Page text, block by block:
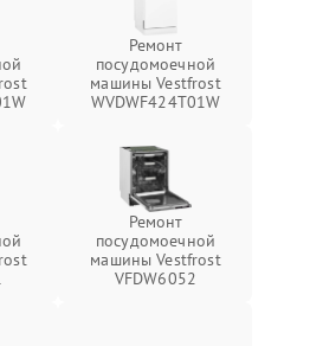
Ремонт
посудомоечной
машины Vestfrost
WVDWF424T01W
Ремонт
посудомоечной
машины Vestfrost
VFDW6052